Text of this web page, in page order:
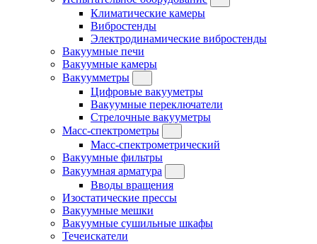
Климатические камеры
Вибростенды
Электродинамические вибростенды
Вакуумные печи
Вакуумные камеры
Вакуумметры
Цифровые вакууметры
Вакуумные переключатели
Стрелочные вакууметры
Масс-спектрометры
Масс-спектрометрический
Вакуумные фильтры
Вакуумная арматура
Вводы вращения
Изостатические прессы
Вакуумные мешки
Вакуумные сушильные шкафы
Течеискатели